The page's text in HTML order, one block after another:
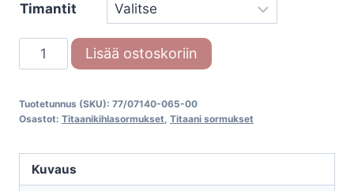
Timantit
Titaanisormus
Titan
77/07140-
00
määrä
Lisää ostoskoriin
Tuotetunnus (SKU): 77/07140-065-00
Osastot: Titaanikihlasormukset, Titaani sormukset
Kuvaus